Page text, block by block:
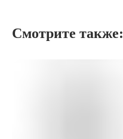
Смотрите также: